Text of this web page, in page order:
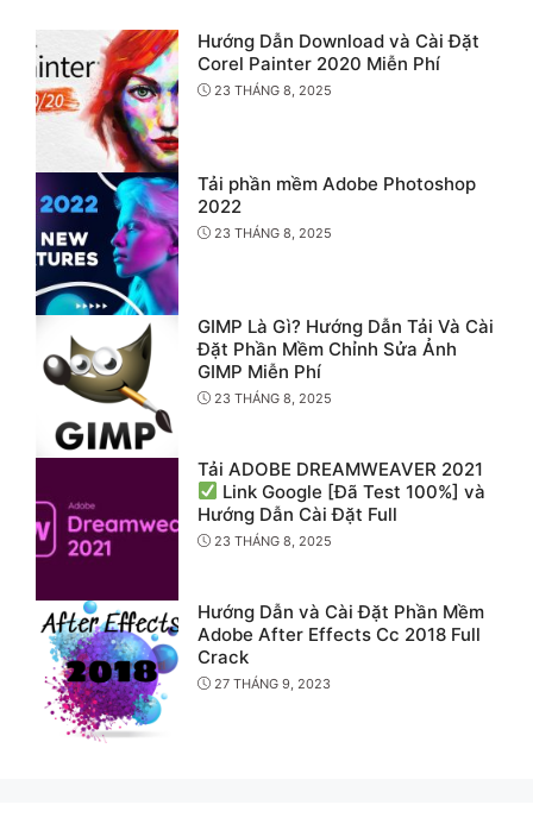
Hướng Dẫn Download và Cài Đặt
Corel Painter 2020 Miễn Phí
23 THÁNG 8, 2025
Tải phần mềm Adobe Photoshop
2022
23 THÁNG 8, 2025
GIMP Là Gì? Hướng Dẫn Tải Và Cài
Đặt Phần Mềm Chỉnh Sửa Ảnh
GIMP Miễn Phí
23 THÁNG 8, 2025
Tải ADOBE DREAMWEAVER 2021
Link Google [Đã Test 100%] và
Hướng Dẫn Cài Đặt Full
23 THÁNG 8, 2025
Hướng Dẫn và Cài Đặt Phần Mềm
Adobe After Effects Cc 2018 Full
Crack
27 THÁNG 9, 2023